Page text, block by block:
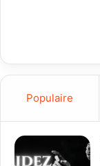
Populaire